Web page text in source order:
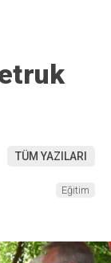
TÜM YAZILARI
Eğitim